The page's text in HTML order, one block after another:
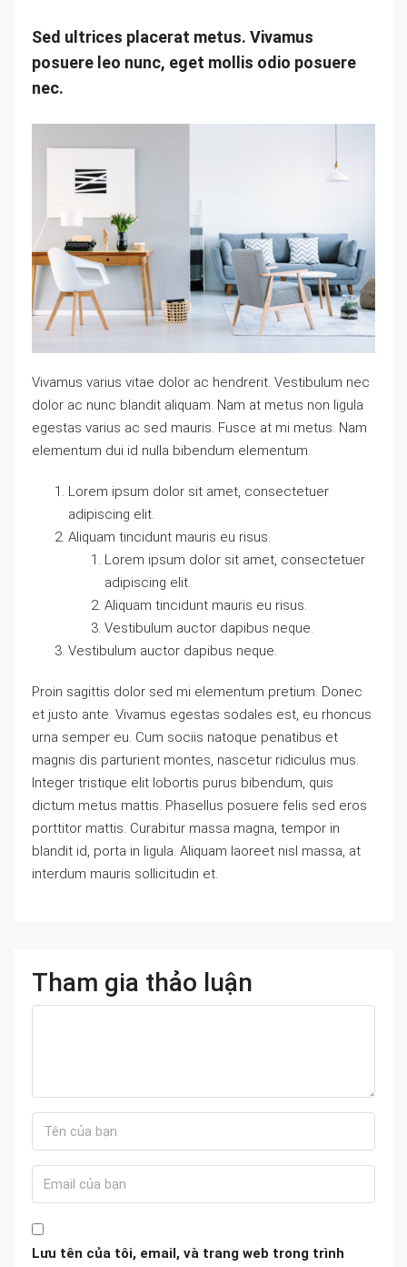
Sed ultrices placerat metus. Vivamus
posuere leo nunc, eget mollis odio posuere
nec.
Vivamus varius vitae dolor ac hendrerit. Vestibulum nec
dolor ac nunc blandit aliquam. Nam at metus non ligula
egestas varius ac sed mauris. Fusce at mi metus. Nam
elementum dui id nulla bibendum elementum.
Lorem ipsum dolor sit amet, consectetuer
adipiscing elit.
Aliquam tincidunt mauris eu risus.
Lorem ipsum dolor sit amet, consectetuer
adipiscing elit.
Aliquam tincidunt mauris eu risus.
Vestibulum auctor dapibus neque.
Vestibulum auctor dapibus neque.
Proin sagittis dolor sed mi elementum pretium. Donec
et justo ante. Vivamus egestas sodales est, eu rhoncus
urna semper eu. Cum sociis natoque penatibus et
magnis dis parturient montes, nascetur ridiculus mus.
Integer tristique elit lobortis purus bibendum, quis
dictum metus mattis. Phasellus posuere felis sed eros
porttitor mattis. Curabitur massa magna, tempor in
blandit id, porta in ligula. Aliquam laoreet nisl massa, at
interdum mauris sollicitudin et.
Tham gia thảo luận
Lưu tên của tôi, email, và trang web trong trình